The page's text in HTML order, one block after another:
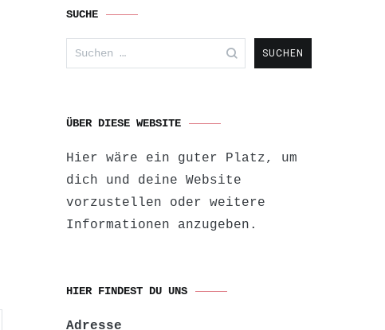
SUCHE
nach:
ÜBER DIESE WEBSITE
Hier wäre ein guter Platz, um
dich und deine Website
vorzustellen oder weitere
Informationen anzugeben.
HIER FINDEST DU UNS
Adresse